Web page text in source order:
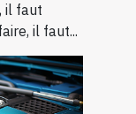
il faut
il faut...